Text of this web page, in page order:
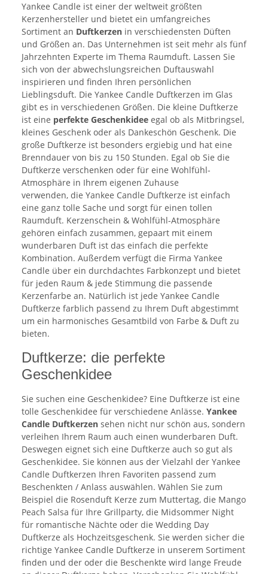
Yankee Candle ist einer der weltweit größten
Kerzenhersteller und bietet ein umfangreiches
Sortiment an Duftkerzen in verschiedensten Düften
und Größen an. Das Unternehmen ist seit mehr als fünf
Jahrzehnten Experte im Thema Raumduft. Lassen Sie
sich von der abwechslungsreichen Duftauswahl
inspirieren und finden Ihren persönlichen
Lieblingsduft. Die Yankee Candle Duftkerzen im Glas
gibt es in verschiedenen Größen. Die kleine Duftkerze
ist eine perfekte Geschenkidee egal ob als Mitbringsel,
kleines Geschenk oder als Dankeschön Geschenk. Die
große Duftkerze ist besonders ergiebig und hat eine
Brenndauer von bis zu 150 Stunden. Egal ob Sie die
Duftkerze verschenken oder für eine Wohlfühl-
Atmosphäre in Ihrem eigenen Zuhause
verwenden, die Yankee Candle Duftkerze ist einfach
eine ganz tolle Sache und sorgt für einen tollen
Raumduft. Kerzenschein & Wohlfühl-Atmosphäre
gehören einfach zusammen, gepaart mit einem
wunderbaren Duft ist das einfach die perfekte
Kombination. Außerdem verfügt die Firma Yankee
Candle über ein durchdachtes Farbkonzept und bietet
für jeden Raum & jede Stimmung die passende
Kerzenfarbe an. Natürlich ist jede Yankee Candle
Duftkerze farblich passend zu Ihrem Duft abgestimmt
um ein harmonisches Gesamtbild von Farbe & Duft zu
bieten.
Duftkerze: die perfekte
Geschenkidee
Sie suchen eine Geschenkidee? Eine Duftkerze ist eine
tolle Geschenkidee für verschiedene Anlässe. Yankee
Candle Duftkerzen sehen nicht nur schön aus, sondern
verleihen Ihrem Raum auch einen wunderbaren Duft.
Deswegen eignet sich eine Duftkerze auch so gut als
Geschenkidee. Sie können aus der Vielzahl der Yankee
Candle Duftkerzen Ihren Favoriten passend zum
Beschenkten / Anlass auswählen. Wählen Sie zum
Beispiel die Rosenduft Kerze zum Muttertag, die Mango
Peach Salsa für Ihre Grillparty, die Midsommer Night
für romantische Nächte oder die Wedding Day
Duftkerze als Hochzeitsgeschenk. Sie werden sicher die
richtige Yankee Candle Duftkerze in unserem Sortiment
finden und der oder die Beschenkte wird lange Freude